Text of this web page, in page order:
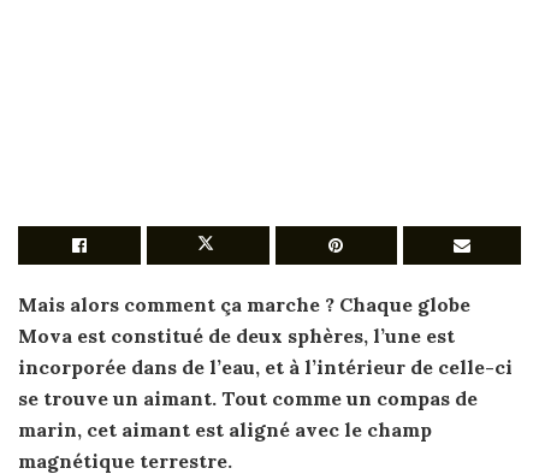
Mais alors comment ça marche ? Chaque globe
Mova est constitué de deux sphères, l’une est
incorporée dans de l’eau, et à l’intérieur de celle-ci
se trouve un aimant. Tout comme un compas de
marin, cet aimant est aligné avec le champ
magnétique terrestre.